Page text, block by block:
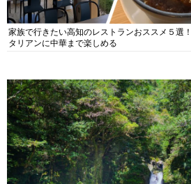
家族で行きたい高知のレストランおススメ５選
タリアンに中華まで楽しめる